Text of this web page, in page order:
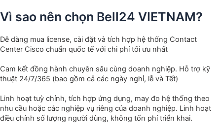
Vì sao nên chọn Bell24 VIETNAM?
Dễ dàng mua license, cài đặt và tích hợp hệ thống Contact
Center Cisco chuẩn quốc tế với chi phí tối ưu nhất
Cam kết đồng hành chuyên sâu cùng doanh nghiệp. Hỗ trợ kỹ
thuật 24/7/365 (bao gồm cả các ngày nghỉ, lễ và Tết)
Linh hoạt tuỳ chỉnh, tích hợp ứng dụng, may đo hệ thống theo
nhu cầu hoặc các nghiệp vụ riêng của doanh nghiệp. Linh hoạt
điều chỉnh số lượng người dùng, không tốn phí triển khai.